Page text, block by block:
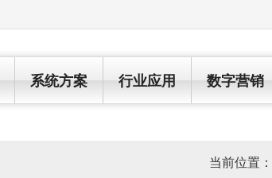
数字营销
行业应用
系统方案
当前位置：